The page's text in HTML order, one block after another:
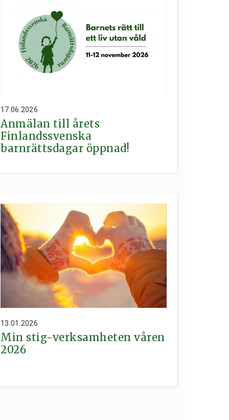
Anmälan till årets
Finlandssvenska
barnrättsdagar öppnad!
17.06.2026
Min stig-verksamheten våren
2026
13.01.2026